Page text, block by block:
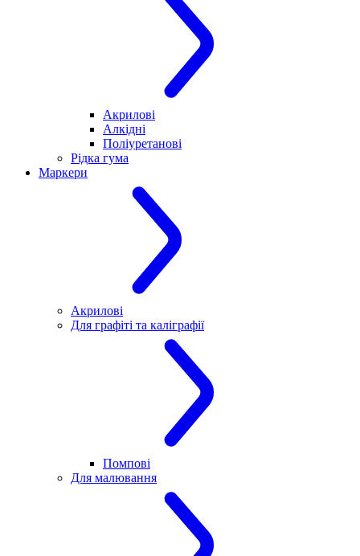
Акрилові
Алкідні
Поліуретанові
Рідка гума
Маркери
Акрилові
Для графіті та каліграфії
Помпові
Для малювання